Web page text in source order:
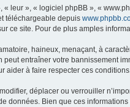
leur », « logiciel phpBB », «
téléchargeable depuis
ce site. Pour de plus amples
haineux, menaçant, à
entraîner votre bannissement
aider à faire respecter ces
déplacer ou verrouiller
données. Bien que ces